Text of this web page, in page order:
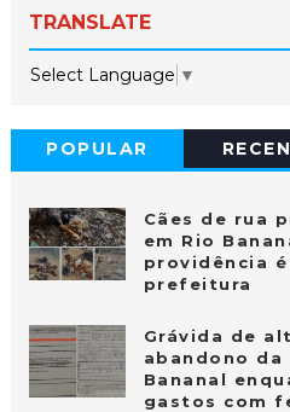
TRANSLATE
Select Language ▼
POPULAR
Cães de rua
em Rio
providência
prefeitura
Grávida de
abandono
Bananal
gastos com